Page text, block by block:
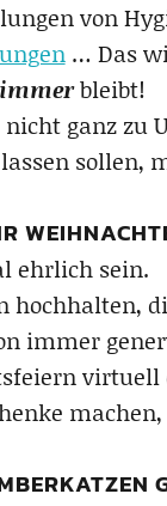
von
… Das
bleibt!
ganz zu
sollen,
ehrlich sein.
hochhalten,
immer